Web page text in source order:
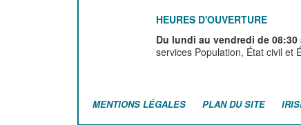
HEURES D'OUVERTURE
Du lundi au vendredi de 08:30
services Population, État civil et
MENTIONS LÉGALES PLAN DU SITE